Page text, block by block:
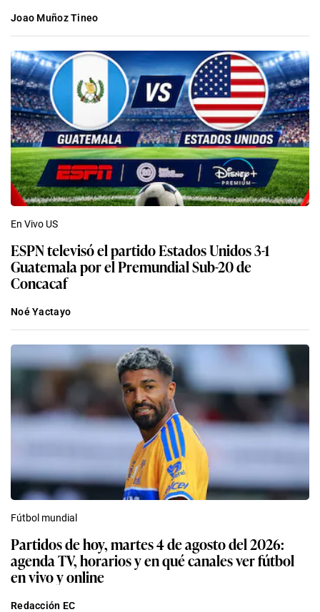
Joao Muñoz Tineo
En Vivo US
ESPN televisó el partido Estados Unidos 3-1
Guatemala por el Premundial Sub-20 de
Concacaf
Noé Yactayo
Fútbol mundial
Partidos de hoy, martes 4 de agosto del 2026:
agenda TV, horarios y en qué canales ver fútbol
en vivo y online
Redacción EC